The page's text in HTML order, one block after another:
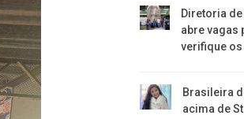
Diretoria
abre vagas
verifique
Brasileira
acima de